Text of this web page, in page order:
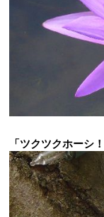
「ツクツクホーシ